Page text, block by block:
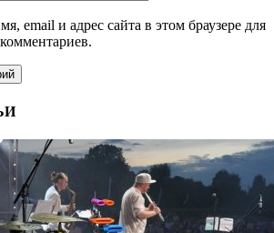
email и адрес сайта в этом браузере для